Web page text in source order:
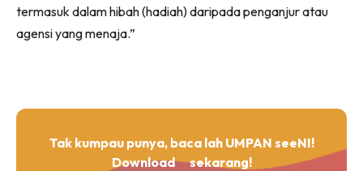
termasuk dalam hibah (hadiah) daripada penganjur atau
agensi yang menaja.”
Tak kumpau punya, baca lah UMPAN seeNI!
Download
sekarang!